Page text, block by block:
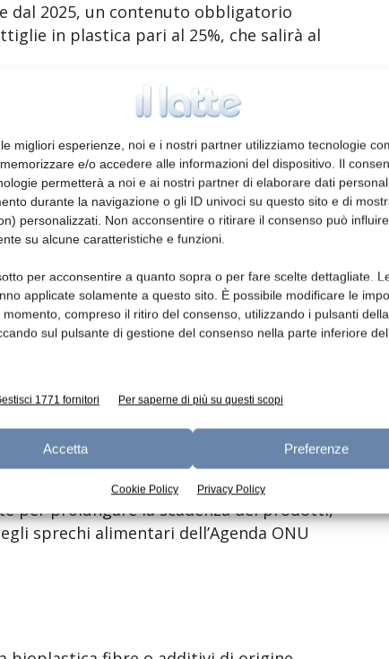
migliori esperienze, noi e i nostri partner utilizziamo tecnologie
e/o accedere alle informazioni del dispositivo. Il
permetterà a noi e ai nostri partner di elaborare dati
durante la navigazione o gli ID univoci su questo sito e di
personalizzati. Non acconsentire o ritirare il consenso può influire
su alcune caratteristiche e funzioni.
per acconsentire a quanto sopra o per fare scelte dettagliate.
applicate solamente a questo sito. È possibile modificare le
momento, compreso il ritiro del consenso, utilizzando i pulsanti
sul pulsante di gestione del consenso nella parte inferiore
1771 fornitori Per saperne di più su questi scopi
Accetta Preferenze
Cookie Policy Privacy Policy
dal 2025, un contenuto obbligatorio
in plastica pari al 25%, che salirà al
sono state messe a punto, in
rendendo il film bioattivo con
biodegradabili e compostabili e a
e protezione degli alimenti,
una risposta specifica all’ambiente con
spiega Claudia Massaro.
dall’anacardo) e della porfirina,
antiossidanti e antifungine,
ad essere in grado di “segnalare” il
che avvolgono: in pratica reagendo
confezione, cambiano colore a
vengono a contatto, diventando così
del prodotto. Inoltre, utilizzando ossido
biopellicole dalle proprietà
per prolungare la scadenza dei prodotti,
sprechi alimentari dell’Agenda ONU